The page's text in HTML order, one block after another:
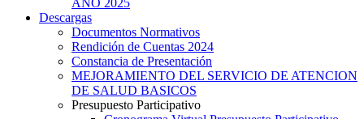
AÑO 2025
Descargas
Documentos Normativos
Rendición de Cuentas 2024
Constancia de Presentación
MEJORAMIENTO DEL SERVICIO DE ATENCION
DE SALUD BASICOS
Presupuesto Participativo